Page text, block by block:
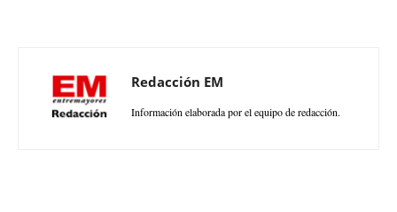
Redacción EM
Información elaborada por el equipo de redacción.